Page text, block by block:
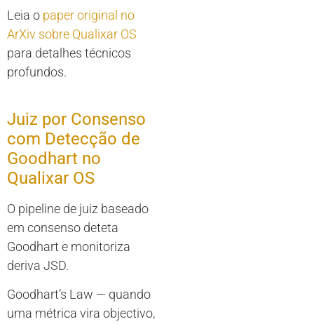
Leia o paper original no
ArXiv sobre Qualixar OS
para detalhes técnicos
profundos.
Juiz por Consenso
com Detecção de
Goodhart no
Qualixar OS
O pipeline de juiz baseado
em consenso deteta
Goodhart e monitoriza
deriva JSD.
Goodhart’s Law — quando
uma métrica vira objectivo,